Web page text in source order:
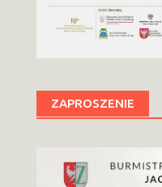
ZAPROSZENIE